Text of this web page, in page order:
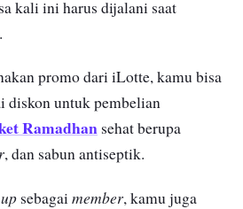
kali ini harus dijalani saat
promo dari iLotte, kamu bisa
diskon untuk pembelian
Ramadhan sehat berupa
, dan sabun antiseptik.
sebagai member, kamu juga